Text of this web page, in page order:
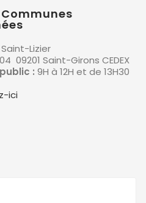
Lizier
09201 Saint-Girons CEDEX
: 9H à 12H et de 13H30
ici